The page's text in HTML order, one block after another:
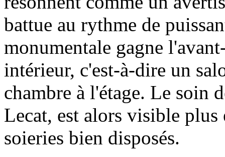
battue au rythme de
monumentale gagne
intérieur, c'est-à-dire un
chambre à l'étage. Le soin
Lecat, est alors visible
soieries bien disposés.